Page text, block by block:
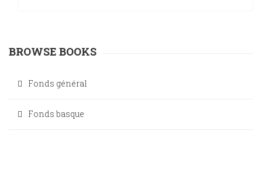
BROWSE BOOKS
Fonds général
Fonds basque